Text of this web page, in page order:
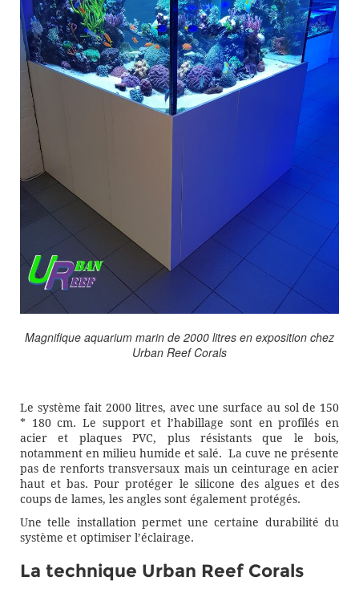
Magnifique aquarium marin de 2000 litres en exposition chez
Urban Reef Corals
Le système fait 2000 litres, avec une surface au sol de 150
* 180 cm. Le support et l’habillage sont en profilés en
acier et plaques PVC, plus résistants que le bois,
notamment en milieu humide et salé. La cuve ne présente
pas de renforts transversaux mais un ceinturage en acier
haut et bas. Pour protéger le silicone des algues et des
coups de lames, les angles sont également protégés.
Une telle installation permet une certaine durabilité du
système et optimiser l’éclairage.
La technique Urban Reef Corals